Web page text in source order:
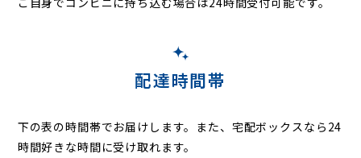
配達時間帯
下の表の時間帯でお届けします。また、宅配ボックスなら24
時間好きな時間に受け取れます。